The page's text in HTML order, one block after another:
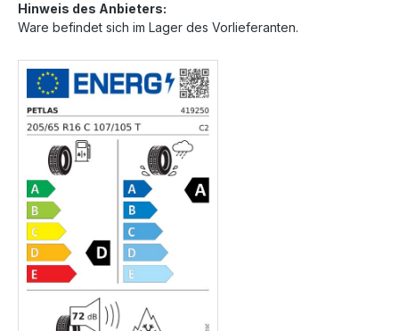
Hinweis des Anbieters:
Ware befindet sich im Lager des Vorlieferanten.